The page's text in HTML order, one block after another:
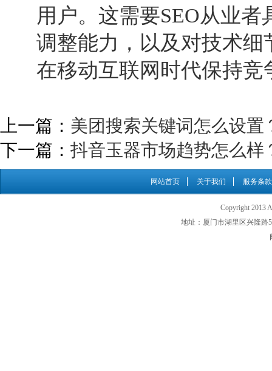
用户。这需要SEO从业者
调整能力，以及对技术
在移动互联网时代保持
上一篇： 美团搜索关键词怎么设置
下一篇： 抖音玉器市场趋势怎么样
网站首页 关于我们 服务条款
Copyright 2013
地址：厦门市湖里区兴隆路